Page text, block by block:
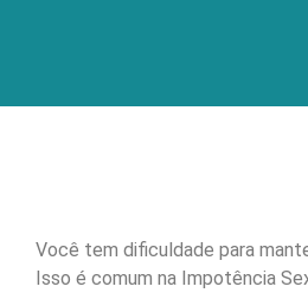
Você tem dificuldade para
Isso é comum na Impotência